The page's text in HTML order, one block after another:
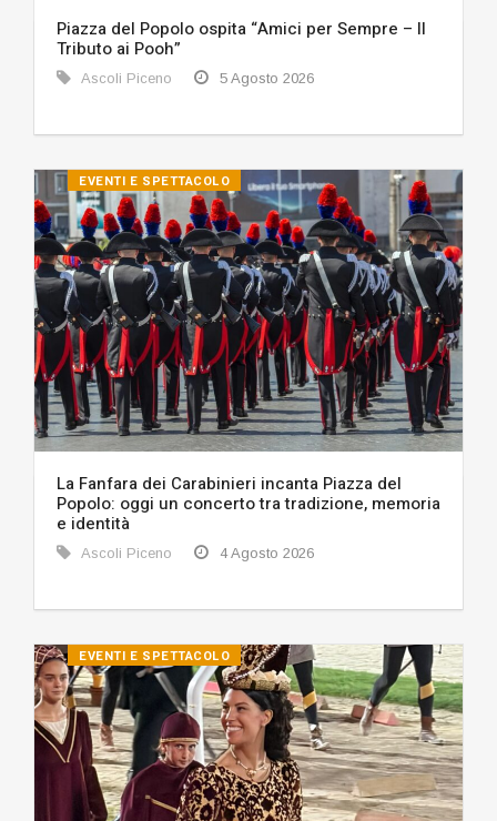
Piazza del Popolo ospita “Amici per Sempre – Il
Tributo ai Pooh”
Ascoli Piceno 5 Agosto 2026
EVENTI E SPETTACOLO
La Fanfara dei Carabinieri incanta Piazza del
Popolo: oggi un concerto tra tradizione, memoria
e identità
Ascoli Piceno 4 Agosto 2026
EVENTI E SPETTACOLO